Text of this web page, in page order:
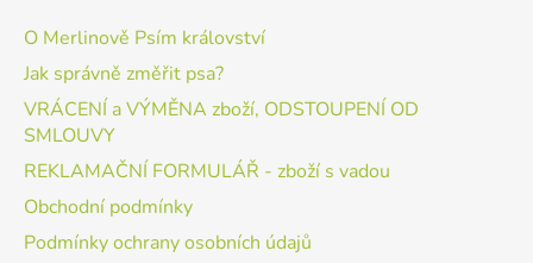
O Merlinově Psím království
Jak správně změřit psa?
VRÁCENÍ a VÝMĚNA zboží, ODSTOUPENÍ OD
SMLOUVY
REKLAMAČNÍ FORMULÁŘ - zboží s vadou
Obchodní podmínky
Podmínky ochrany osobních údajů